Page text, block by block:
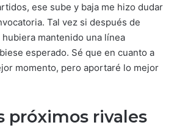
ese sube y baja me hizo dudar
Tal vez si después de
mantenido una línea
esperado. Sé que en cuanto a
momento, pero aportaré lo mejor
próximos rivales